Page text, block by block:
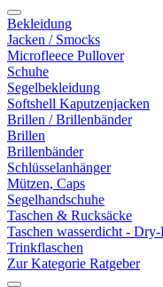
Bekleidung
Jacken / Smocks
Microfleece Pullover
Schuhe
Segelbekleidung
Softshell Kaputzenjacken
Brillen / Brillenbänder
Brillen
Brillenbänder
Schlüsselanhänger
Mützen, Caps
Segelhandschuhe
Taschen & Rucksäcke
Taschen wasserdicht - Dry-
Trinkflaschen
Zur Kategorie Ratgeber